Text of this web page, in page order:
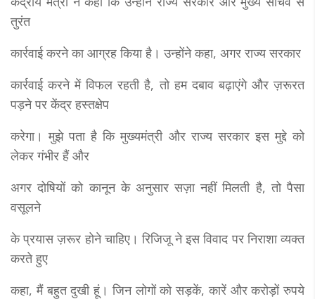
तुरंत
कार्रवाई करने का आग्रह किया है। उन्होंने कहा, अगर राज्य सरकार
कार्रवाई करने में विफल रहती है, तो हम दबाव बढ़ाएंगे और ज़रूरत
पड़ने पर केंद्र हस्तक्षेप
करेगा। मुझे पता है कि मुख्यमंत्री और राज्य सरकार इस मुद्दे को
लेकर गंभीर हैं और
अगर दोषियों को कानून के अनुसार सज़ा नहीं मिलती है, तो पैसा
वसूलने
के प्रयास ज़रूर होने चाहिए। रिजिजू ने इस विवाद पर निराशा व्यक्त
करते हुए
कहा, मैं बहुत दुखी हूं। जिन लोगों को सड़कें, कारें और करोड़ों रुपये